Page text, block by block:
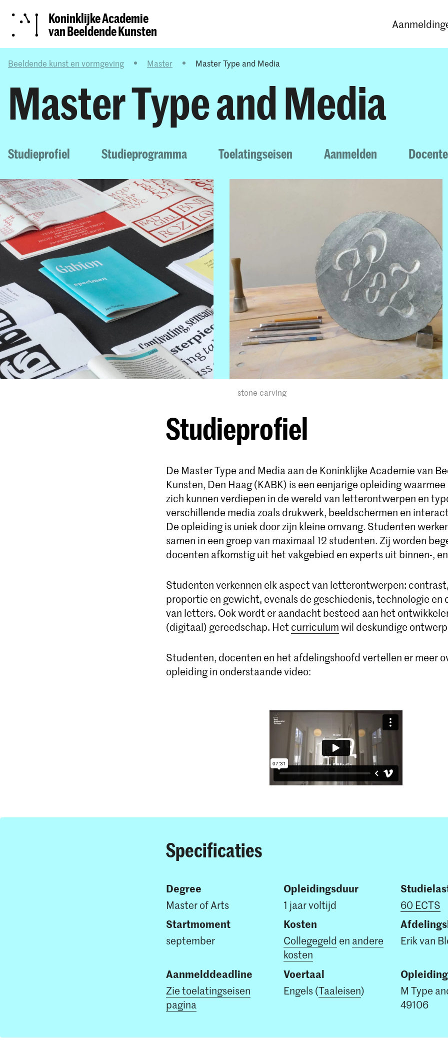
Koninklijke Academie
van Beeldende Kunsten
Beeldende kunst en vormgeving Master Master Type and Media
Master Type and Media
Studieprofiel Studieprogramma Toelatingseisen Aanmelden
stone carving
Studieprofiel
De Master Type and Media aan de Koninklijke Academie van
Kunsten, Den Haag (KABK) is een eenjarige opleiding
zich kunnen verdiepen in de wereld van letterontwerpen en
verschillende media zoals drukwerk, beeldschermen en
De opleiding is uniek door zijn kleine omvang. Studenten
samen in een groep van maximaal 12 studenten. Zij worden
docenten afkomstig uit het vakgebied en experts uit binnen-,
Studenten verkennen elk aspect van letterontwerpen:
proportie en gewicht, evenals de geschiedenis, technologie en
van letters. Ook wordt er aandacht besteed aan het
(digitaal) gereedschap. Het curriculumwil deskundige
Studenten, docenten en het afdelingshoofd vertellen er meer
opleiding in onderstaande video:
Specificaties
Degree
Master of Arts
Opleidingsduur
1 jaar voltijd 60 ECTS
Startmoment
september
Kosten
Collegegeld en andere
kosten
Erik van
Aanmelddeadline
Zie toelatingseisen
pagina
Voertaal
Engels (Taaleisen)
M Type
49106